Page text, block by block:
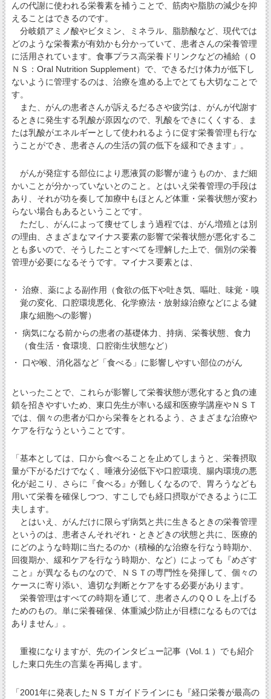
んの代謝に使われる栄養素を補うことで、筋肉や脂肪の減少を抑
えることはできるのです。
分岐鎖アミノ酸やビタミン、ミネラル、脂肪酸など、現代では
どのような栄養素が有効かも分かっていて、患者さんの栄養管理
に活用されています。食事プラス高栄養ドリンクなどの補給（Ｏ
ＮＳ：Oral Nutrition Supplement）で、できるだけ体力が低下し
ないように管理するのは、治療を進める上でとても大切なことで
す。
また、がんの患者さんが訴えるだるさや疲労は、がんが代謝す
るときに発生する乳酸が原因なので、乳酸をできにくくする、ま
たは乳酸がエネルギーとして使われるように促す栄養管理も行な
うことができ、患者さんの生活の質の低下を緩和できます」。
がんが発症する部位により悪液質の影響が違うものか、まだ細
かいことが分かっていないとのこと。とはいえ栄養管理の手段は
あり、それが功を奏して加療中もほとんど体重・栄養状態が変わ
らない場合もあるということです。
ただし、がんによって痩せてしまう過程では、がん増殖とは別
の理由、さまざまなマイナス要素の影響で栄養状態が悪化するこ
とも多いので、そうしたことすべてを理解した上で、個別の栄養
管理が必要になるそうです。マイナス要素とは、
・ 治療、薬による副作用（食欲の低下や吐き気、嘔吐、味覚・嗅
覚の変化、口腔環境悪化、化学療法・放射線治療などによる健
康な細胞への影響）
・ 病気になる前からの患者の基礎体力、持病、栄養状態、食力
（食生活・食環境、口腔衛生状態など）
・ 口や喉、消化器など「食べる」に影響しやすい部位のがん
といったことで、これらが影響して栄養状態が悪化すると負の連
鎖を招きやすいため、東口先生が率いる緩和医療学講座やＮＳＴ
では、個々の患者が口から栄養をとれるよう、さまざまな治療や
ケアを行なうということです。
「基本としては、口から食べることを止めてしまうと、栄養摂取
量が下がるだけでなく、唾液分泌低下や口腔環境、腸内環境の悪
化が起こり、さらに『食べる』が難しくなるので、胃ろうなども
用いて栄養を確保しつつ、すこしでも経口摂取ができるように工
夫します。
とはいえ、がんだけに限らず病気と共に生きるときの栄養管理
というのは、患者さんそれぞれ・ときどきの状態と共に、医療的
にどのような時期に当たるのか（積極的な治療を行なう時期か、
回復期か、緩和ケアを行なう時期か、など）によっても『めざす
こと』が異なるものなので、ＮＳＴの専門性を発揮して、個々の
ケースに寄り添い、適切な判断とケアをする必要があります。
栄養管理はすべての時期を通じて、患者さんのＱＯＬを上げる
ためのもの。単に栄養確保、体重減少防止が目標になるものでは
ありません」。
重複になりますが、先のインタビュー記事（Vol.１）でも紹介
した東口先生の言葉を再掲します。
「2001年に発表したＮＳＴガイドラインにも『経口栄養が最高の